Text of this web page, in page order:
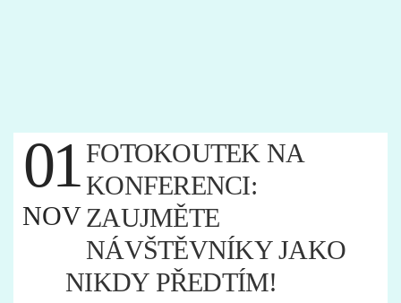
01
NOV
FOTOKOUTEK NA
KONFERENCI:
ZAUJMĚTE
NÁVŠTĚVNÍKY JAKO
NIKDY PŘEDTÍM!